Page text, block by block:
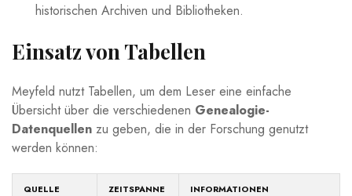
historischen Archiven und Bibliotheken.
Einsatz⁢ von Tabellen
Meyfeld nutzt Tabellen,​ um dem Leser eine einfache
Übersicht über die verschiedenen Genealogie-
Datenquellen zu geben, die in der‌ Forschung genutzt⁢
werden können:
QUELLE ZEITSPANNE INFORMATIONEN